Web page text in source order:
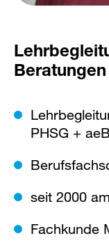
Beratungen
PHSG +
seit 2000
Fachkunde